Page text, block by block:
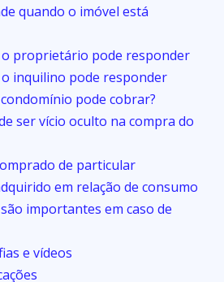
quando o imóvel está
proprietário pode responder
inquilino pode responder
pode cobrar?
ser vício oculto na compra do
de particular
em relação de consumo
importantes em caso de
e vídeos